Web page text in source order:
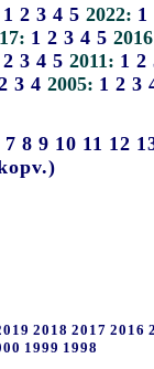
1 2 3 4 5 2022: 1
1 2 3 4 5
2 3 4 5 2011: 1 2
3 4 2005: 1 2 3
7 8 9 10 11 12
2018 2017 2016
1999 1998